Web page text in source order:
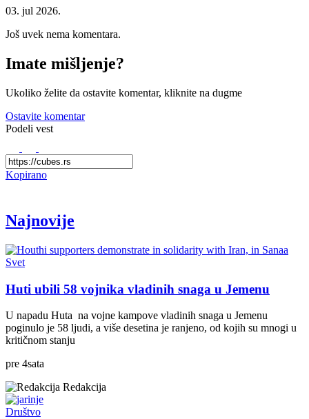
03. jul 2026.
Još uvek nema komentara.
Imate mišljenje?
Ukoliko želite da ostavite komentar, kliknite na dugme
Ostavite komentar
Podeli vest
Kopirano
Najnovije
Svet
Huti ubili 58 vojnika vladinih snaga u Jemenu
U napadu Huta na vojne kampove vladinih snaga u Jemenu
poginulo je 58 ljudi, a više desetina je ranjeno, od kojih su mnogi u
kritičnom stanju
pre 4sata
Redakcija
Društvo